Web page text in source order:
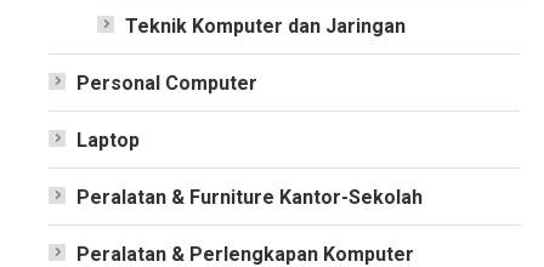
Teknik Komputer dan Jaringan
Personal Computer
Laptop
Peralatan & Furniture Kantor-Sekolah
Peralatan & Perlengkapan Komputer